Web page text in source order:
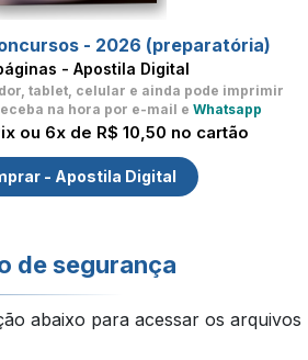
- 2026 (preparatória)
- Apostila Digital
tablet, celular e ainda pode imprimir
na hora por e-mail e Whatsapp
ou 6x de R$ 10,50 no cartão
- Apostila Digital
de segurança
abaixo para acessar os arquivos